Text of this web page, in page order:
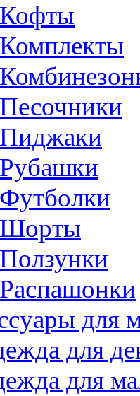
Кофты
Комплекты
Песочники
Пиджаки
Рубашки
Футболки
Шорты
Ползунки
Распашонки
для
для
для